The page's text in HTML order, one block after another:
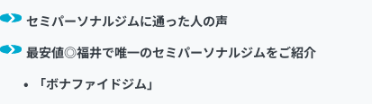
セミパーソナルジムに通った人の声
最安値◎福井で唯一のセミパーソナルジムをご紹介
「ボナファイドジム」